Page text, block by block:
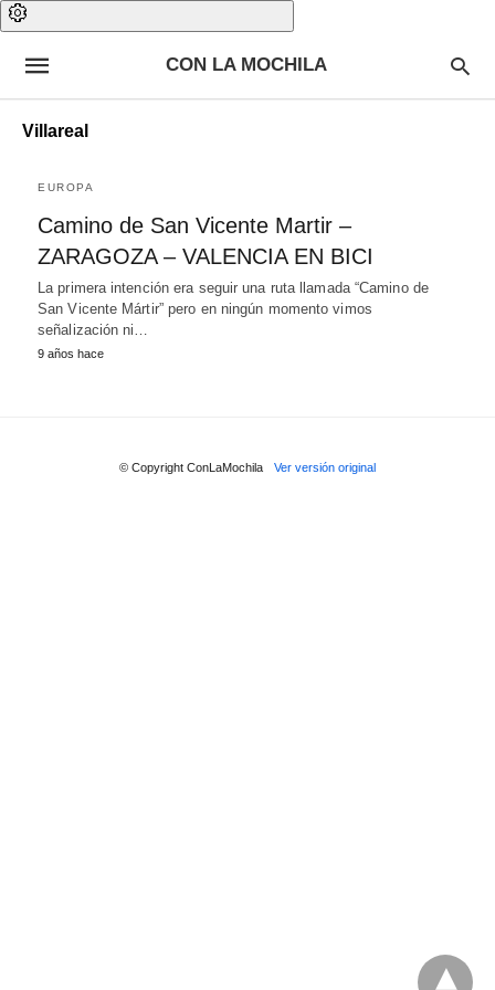
CON LA MOCHILA
Villareal
EUROPA
Camino de San Vicente Martir –
ZARAGOZA – VALENCIA EN BICI
La primera intención era seguir una ruta llamada “Camino de
San Vicente Mártir” pero en ningún momento vimos
señalización ni…
9 años hace
© Copyright ConLaMochila Ver versión original